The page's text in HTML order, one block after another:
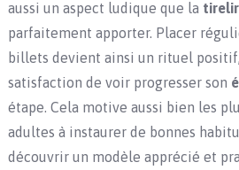
aussi un aspect ludique que la
parfaitement apporter. Placer
billets devient ainsi un rituel
satisfaction de voir progresser son
étape. Cela motive aussi bien les
adultes à instaurer de bonnes
découvrir un modèle apprécié et